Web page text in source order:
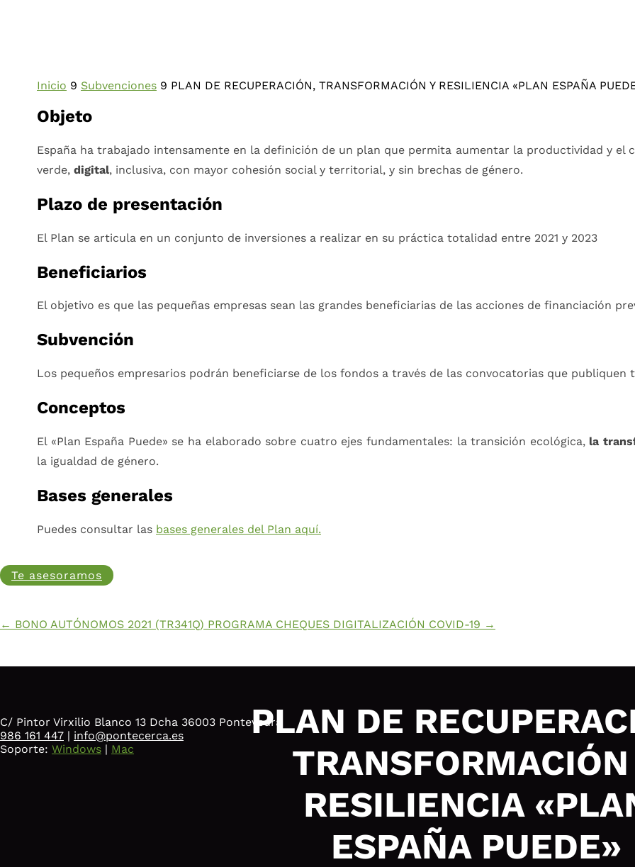
PLAN DE
RESILIENCIA
ESPAÑA PUEDE»
Inicio 9 Subvenciones 9 PLAN DE RECUPERACIÓN, TRANSFORMACIÓN Y RESILIENCIA «PLAN ESPAÑA
Objeto
España ha trabajado intensamente en la definición de un plan que permita aumentar la productividad y el
verde, digital, inclusiva, con mayor cohesión social y territorial, y sin brechas de género.
Plazo de presentación
El Plan se articula en un conjunto de inversiones a realizar en su práctica totalidad entre 2021 y 2023
Beneficiarios
El objetivo es que las pequeñas empresas sean las grandes beneficiarias de las acciones de financiación
Subvención
Los pequeños empresarios podrán beneficiarse de los fondos a través de las convocatorias que publiquen
Conceptos
El «Plan España Puede» se ha elaborado sobre cuatro ejes fundamentales: la transición ecológica, la
la igualdad de género.
Bases generales
Puedes consultar las bases generales del Plan aquí.
Te asesoramos
← BONO AUTÓNOMOS 2021 (TR341Q) PROGRAMA CHEQUES DIGITALIZACIÓN COVID-19 →
C/ Pintor Virxilio Blanco 13 Dcha 36003 Pontevedra
986 161 447 | info@pontecerca.es
Soporte: Windows | Mac